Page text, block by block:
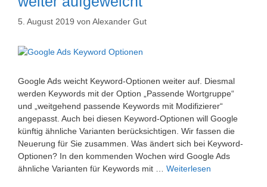
5. August 2019 von Alexander Gut
Google Ads weicht Keyword-Optionen weiter auf. Diesmal
werden Keywords mit der Option „Passende Wortgruppe“
und „weitgehend passende Keywords mit Modifizierer“
angepasst. Auch bei diesen Keyword-Optionen will Google
künftig ähnliche Varianten berücksichtigen. Wir fassen die
Neuerung für Sie zusammen. Was ändert sich bei Keyword-
Optionen? In den kommenden Wochen wird Google Ads
ähnliche Varianten für Keywords mit … Weiterlesen